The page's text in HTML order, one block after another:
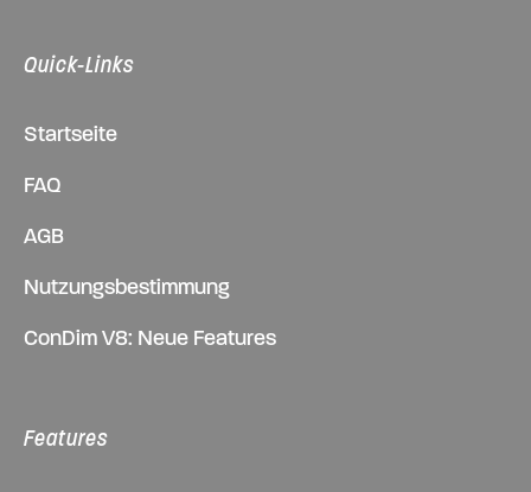
Quick-Links
Startseite
FAQ
AGB
Nutzungsbestimmung
ConDim V8: Neue Features
Features